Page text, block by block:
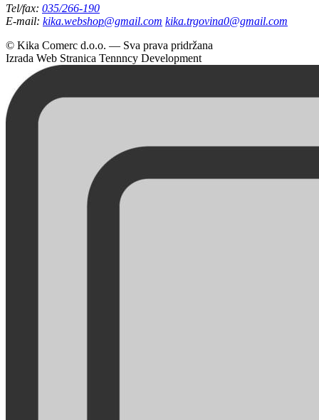
Tel/fax: 035/266-190
E-mail: kika.webshop@gmail.com kika.trgovina0@gmail.com
© Kika Comerc d.o.o. — Sva prava pridržana
Izrada Web Stranica Tennncy Development